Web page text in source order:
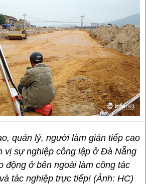
quản lý, người làm gián tiếp cao
vị sự nghiệp công lập ở Đà Nẵng
động ở bên ngoài làm công tác
tác nghiệp trực tiếp! (Ảnh: HC)